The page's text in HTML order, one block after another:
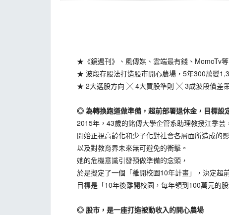
★《鏡週刊》、風傳媒、雲端最有錢、MomoTv等
★ 波段存股法打造股市開心農場，5年300萬變
★ 2大選股方向 ╳ 4大買股準則 ╳ 3成波段價差策
◎ 為轉換跑道做準備，超前部署退休金，目標設
2015年，43歲的銘傳大學企管系助理教授江季芸
開始正視高齡化和少子化對社會各層面所造成的影
以及對教育界未來無可避免的衝擊。
她的危機意識引發預做準備的念頭，
於是擬定了一個「離開校園10年計畫」，決定超
目標是「10年後離開校園，每年領到100萬元的股
◎ 股市，是一座打造被動收入的開心農場